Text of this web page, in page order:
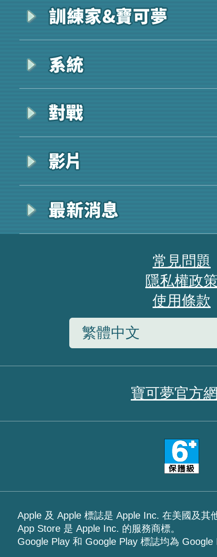
常見問題
隱私權政
使用條款
寶可夢官方
Apple 及 Apple 標誌是 Apple Inc. 在美國及其
App Store 是 Apple Inc. 的服務商標。
Google Play 和 Google Play 標誌均為 Google